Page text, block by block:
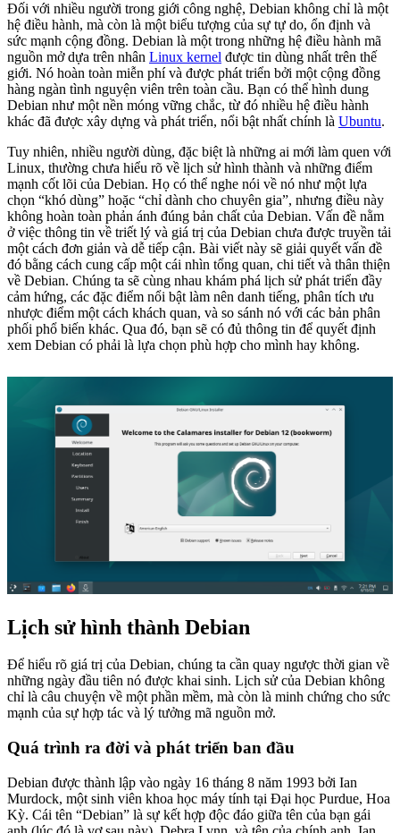
Đối với nhiều người trong giới công nghệ, Debian không chỉ là một
hệ điều hành, mà còn là một biểu tượng của sự tự do, ổn định và
sức mạnh cộng đồng. Debian là một trong những hệ điều hành mã
nguồn mở dựa trên nhân Linux kernel được tin dùng nhất trên thế
giới. Nó hoàn toàn miễn phí và được phát triển bởi một cộng đồng
hàng ngàn tình nguyện viên trên toàn cầu. Bạn có thể hình dung
Debian như một nền móng vững chắc, từ đó nhiều hệ điều hành
khác đã được xây dựng và phát triển, nổi bật nhất chính là Ubuntu.
Tuy nhiên, nhiều người dùng, đặc biệt là những ai mới làm quen với
Linux, thường chưa hiểu rõ về lịch sử hình thành và những điểm
mạnh cốt lõi của Debian. Họ có thể nghe nói về nó như một lựa
chọn “khó dùng” hoặc “chỉ dành cho chuyên gia”, nhưng điều này
không hoàn toàn phản ánh đúng bản chất của Debian. Vấn đề nằm
ở việc thông tin về triết lý và giá trị của Debian chưa được truyền tải
một cách đơn giản và dễ tiếp cận. Bài viết này sẽ giải quyết vấn đề
đó bằng cách cung cấp một cái nhìn tổng quan, chi tiết và thân thiện
về Debian. Chúng ta sẽ cùng nhau khám phá lịch sử phát triển đầy
cảm hứng, các đặc điểm nổi bật làm nên danh tiếng, phân tích ưu
nhược điểm một cách khách quan, và so sánh nó với các bản phân
phối phổ biến khác. Qua đó, bạn sẽ có đủ thông tin để quyết định
xem Debian có phải là lựa chọn phù hợp cho mình hay không.
Lịch sử hình thành Debian
Để hiểu rõ giá trị của Debian, chúng ta cần quay ngược thời gian về
những ngày đầu tiên nó được khai sinh. Lịch sử của Debian không
chỉ là câu chuyện về một phần mềm, mà còn là minh chứng cho sức
mạnh của sự hợp tác và lý tưởng mã nguồn mở.
Quá trình ra đời và phát triển ban đầu
Debian được thành lập vào ngày 16 tháng 8 năm 1993 bởi Ian
Murdock, một sinh viên khoa học máy tính tại Đại học Purdue, Hoa
Kỳ. Cái tên “Debian” là sự kết hợp độc đáo giữa tên của bạn gái